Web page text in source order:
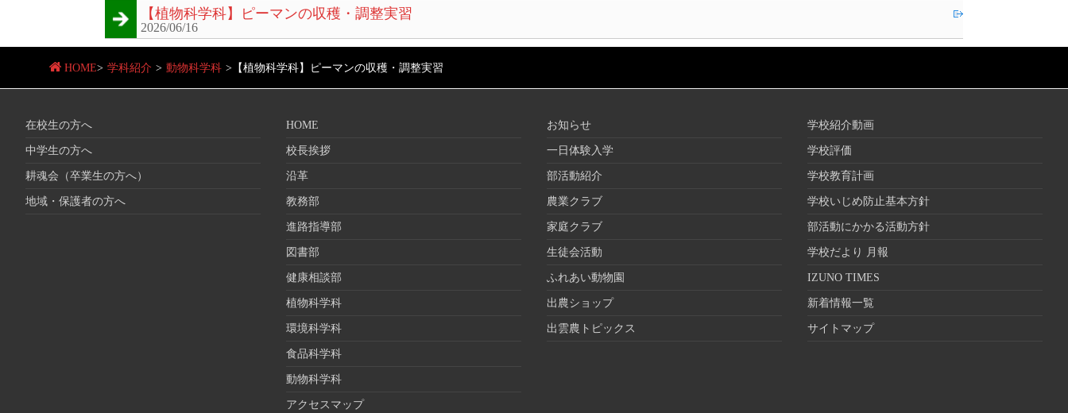
【植物科学科】ピーマンの収穫・調整実習
2026/06/16
HOME> 学科紹介 > 動物科学科 > 【植物科学科】ピーマンの収穫・調整実習
在校生の方へ
中学生の方へ
耕魂会（卒業生の方へ）
地域・保護者の方へ
HOME
校長挨拶
沿革
教務部
進路指導部
図書部
健康相談部
植物科学科
環境科学科
食品科学科
動物科学科
アクセスマップ
お知らせ
一日体験入学
部活動紹介
農業クラブ
家庭クラブ
生徒会活動
ふれあい動物園
出農ショップ
出雲農トピックス
学校紹介動画
学校評価
学校教育計画
学校いじめ防止基本方針
部活動にかかる活動方針
学校だより 月報
IZUNO TIMES
新着情報一覧
サイトマップ